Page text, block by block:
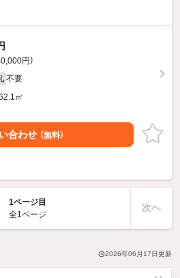
円）
不要
㎡
合わせ （無料）
1ページ目
全1ページ
次へ
2026年06月17日更新